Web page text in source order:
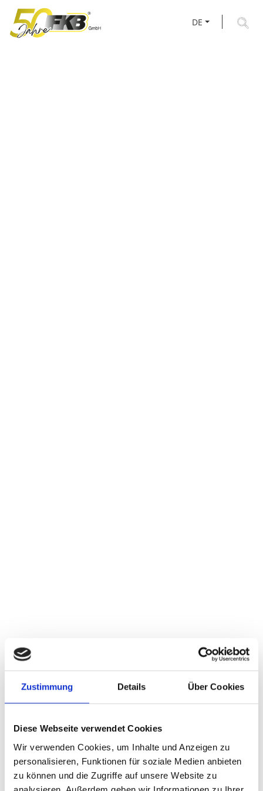
Zustimmung Details Über Cookies
Diese Webseite verwendet Cookies
Wir verwenden Cookies, um Inhalte und Anzeigen zu
personalisieren, Funktionen für soziale Medien anbieten
zu können und die Zugriffe auf unsere Website zu
DE
Am Freitag durften wir in der Eventschneiderei in Rottweil
einen wunderbaren Jahresabschluss feiern.
Atmosphäre und vielen lustigen Momenten wurde gelacht,
zurückgeblickt und miteinander angestoßen.
Ein besonderes Dankeschön geht an unsere Jubilare, die
für ihre langjährige Treue geehrt wurden - und an unsere
Kolleginnen und Kollegen,
die wir in den wohlverdienten Ruhestand verabschiedet
haben.